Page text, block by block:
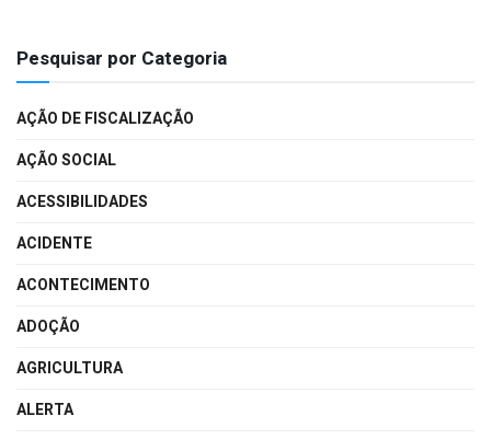
Pesquisar por Categoria
AÇÃO DE FISCALIZAÇÃO
AÇÃO SOCIAL
ACESSIBILIDADES
ACIDENTE
ACONTECIMENTO
ADOÇÃO
AGRICULTURA
ALERTA